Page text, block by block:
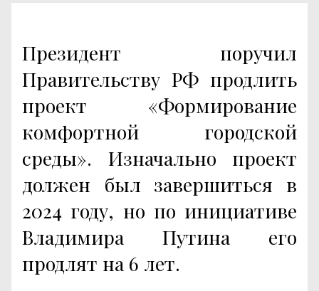
Президент поручил
Правительству РФ продлить
проект «Формирование
комфортной городской
среды». Изначально проект
должен был завершиться в
2024 году, но по инициативе
Владимира Путина его
продлят на 6 лет.